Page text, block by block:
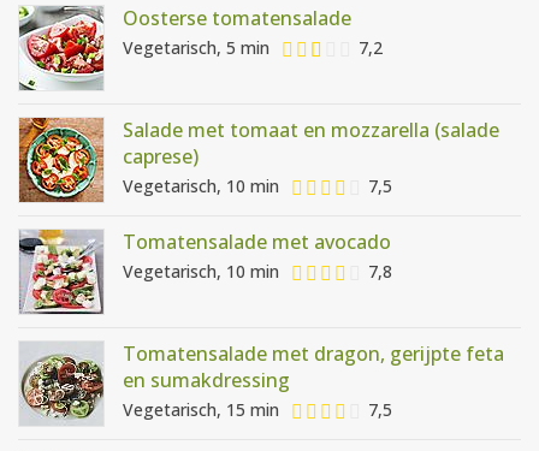
Oosterse tomatensalade
Vegetarisch, 5 min 7,2
Salade met tomaat en mozzarella (salade
caprese)
Vegetarisch, 10 min 7,5
Tomatensalade met avocado
Vegetarisch, 10 min 7,8
Tomatensalade met dragon, gerijpte feta
en sumakdressing
Vegetarisch, 15 min 7,5